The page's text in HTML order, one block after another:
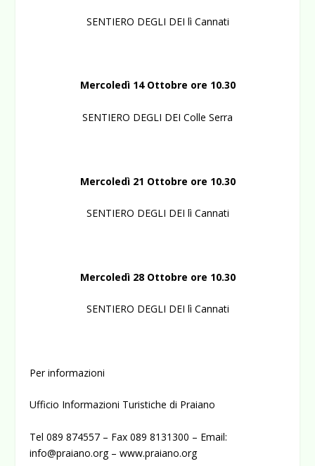
SENTIERO DEGLI DEI lì Cannati
Mercoledì 14 Ottobre ore 10.30
SENTIERO DEGLI DEI Colle Serra
Mercoledì 21 Ottobre ore 10.30
SENTIERO DEGLI DEI lì Cannati
Mercoledì 28 Ottobre ore 10.30
SENTIERO DEGLI DEI lì Cannati
Per informazioni
Ufficio Informazioni Turistiche di Praiano
Tel 089 874557 – Fax 089 8131300 – Email:
info@praiano.org–www.praiano.org